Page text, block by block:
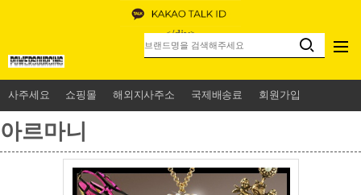
</div>
사주세요 쇼핑몰 해외지사주소 국제배송료 회원가입
아르마니